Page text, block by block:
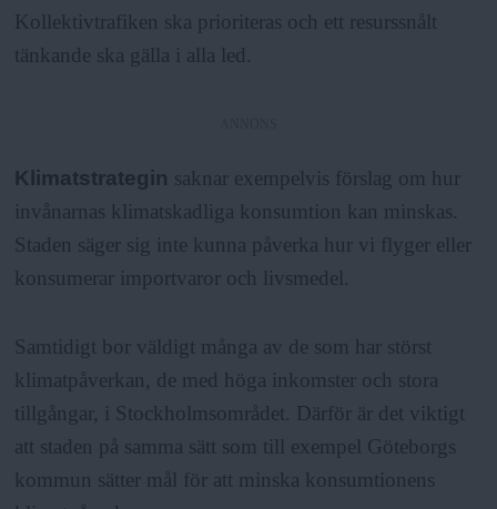
Kollektivtrafiken ska prioriteras och ett resurssnålt
tänkande ska gälla i alla led.
Klimatstrategin saknar exempelvis förslag om hur
invånarnas klimatskadliga konsumtion kan minskas.
Staden säger sig inte kunna påverka hur vi flyger eller
konsumerar importvaror och livsmedel.
Samtidigt bor väldigt många av de som har störst
klimatpåverkan, de med höga inkomster och stora
tillgångar, i Stockholmsområdet. Därför är det viktigt
att staden på samma sätt som till exempel Göteborgs
kommun sätter mål för att minska konsumtionens